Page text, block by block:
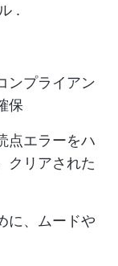
.
ンプライアン
保
点エラーをハ
クリアされた
に、ムードや